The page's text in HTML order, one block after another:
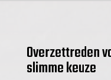
Overzettreden
slimme keuze